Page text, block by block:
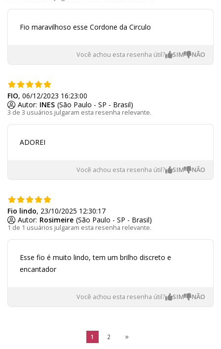
Fio maravilhoso esse Cordone da Circulo
Você achou esta resenha útil?
3 de 3 usuários julgaram esta resenha relevante.
FIO, 06/12/2023 16:23:00
Autor: INES (São Paulo - SP - Brasil)
ADOREI
Você achou esta resenha útil?
1 de 1 usuários julgaram esta resenha relevante.
Fio lindo, 23/10/2025 12:30:17
Autor: Rosimeire (São Paulo - SP - Brasil)
Esse fio é muito lindo, tem um brilho discreto e
encantador
Você achou esta resenha útil?
1 2